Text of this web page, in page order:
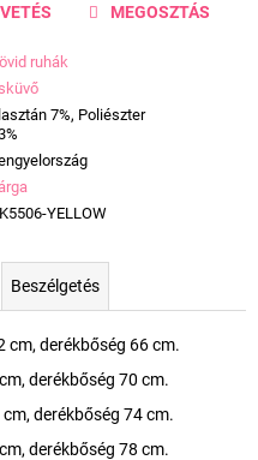
ruhák
7%, Poliészter
YELLOW
MEGOSZTÁS
Beszélgetés
cm, derékbőség 66 cm.
derékbőség 70 cm.
derékbőség 74 cm.
derékbőség 78 cm.